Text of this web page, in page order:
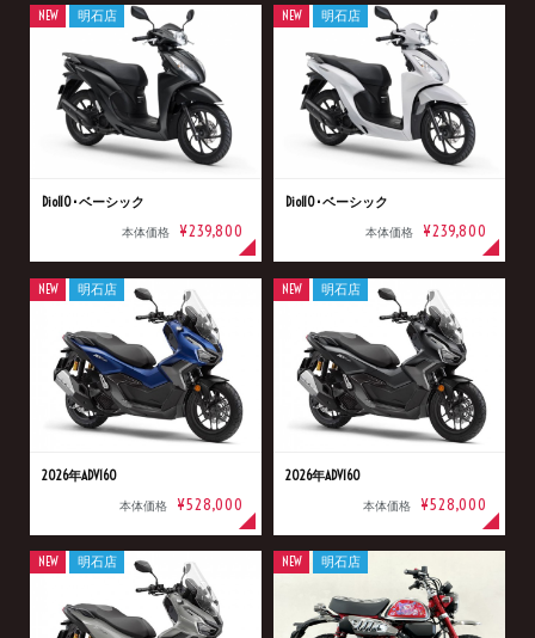
Dio110･ベーシック
本体価格 ¥239,800
NEW 明石店
Dio110･ベーシック
本体価格 ¥239,800
NEW 明石店
2026年ADV160
本体価格 ¥528,000
NEW 明石店
2026年ADV160
本体価格 ¥528,000
NEW 明石店
NEW 明石店 NEW 明石店